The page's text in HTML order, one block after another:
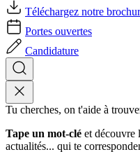
Téléchargez notre
Portes ouvertes
Candidature
Tu cherches, on t'aide à
Tape un mot-clé et découvre
actualités... qui te